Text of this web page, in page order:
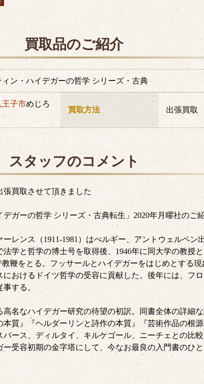
買取品のご紹介
ィン・ハイデガーの哲学 シリーズ・古典
王子市めじろ
買取方法 出張買取
スタッフのコメント
張買取させて頂きました
ガーの哲学 シリーズ・古典転生」2020年月曜社のご
レンス（1911-1981）はべルギー、アントウェルペン
学と哲学の博士号を取得後、1946年に同大学の教授
鞭をとる。フッサールとハイデガーをはじめとする
おけるドイツ哲学の受容に貢献した。後年には、フ
する。
高名なハイデガー研究の待望の初訳。同書全体の詳細な
本質』『ヘルダーリンと詩作の本質』『芸術作品の根
ース、ディルタイ、キルケゴール、ニーチェとの比
受容初期の金字塔にして、今なお最良の入門書のひと